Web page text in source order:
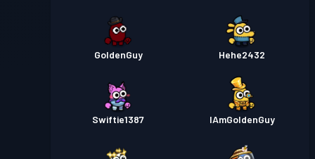
GoldenGuy Hehe2432
Swiftie1387 IAmGoldenGuy